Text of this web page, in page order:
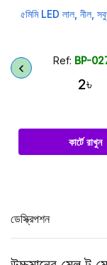
৫মিমি LED লাল, নীল,
Ref: BP-
2৳
কার্টে রাখুন
ডেস্ক্রিপশন